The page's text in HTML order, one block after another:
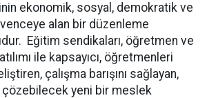
ekonomik, sosyal, demokratik ve
alan bir düzenleme
Eğitim sendikaları, öğretmen ve
ile kapsayıcı, öğretmenleri
çalışma barışını sağlayan,
çözebilecek yeni bir meslek